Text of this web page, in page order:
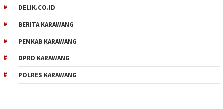
DELIK.CO.ID
BERITA KARAWANG
PEMKAB KARAWANG
DPRD KARAWANG
POLRES KARAWANG